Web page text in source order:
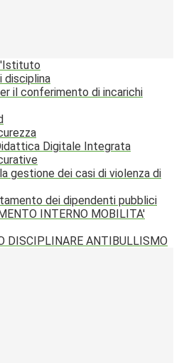
disciplina
il conferimento di incarichi
Digitale Integrata
gestione dei casi di violenza di
dei dipendenti pubblici
INTERNO MOBILITA'
DISCIPLINARE ANTIBULLISMO